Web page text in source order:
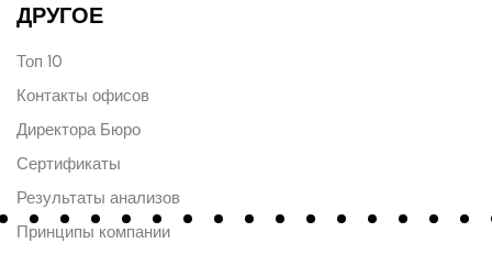
ДРУГОЕ
Топ 10
Контакты офисов
Директора Бюро
Сертификаты
Результаты анализов
Принципы компании